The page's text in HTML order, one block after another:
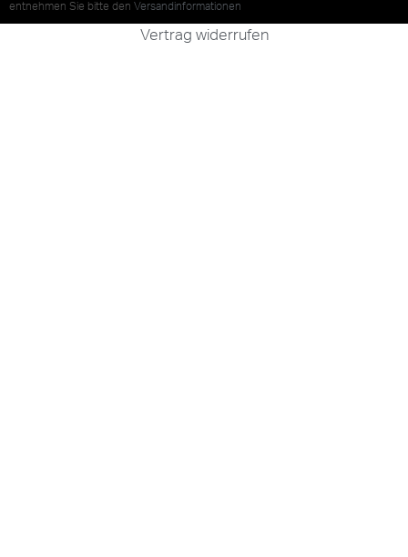
entnehmen Sie bitte den Versandinformationen
Vertrag widerrufen